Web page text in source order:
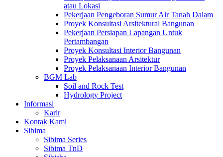
atau Lokasi
Pekerjaan Pengeboran Sumur Air Tanah Dalam
Proyek Konsultasi Arsitektural Bangunan
Pekerjaan Persiapan Lapangan Untuk
Pertambangan
Proyek Konsultasi Interior Bangunan
Proyek Pelaksanaan Arsitektur
Proyek Pelaksanaan Interior Bangunan
BGM Lab
Soil and Rock Test
Hydrology Project
Informasi
Karir
Kontak Kami
Sibima
Sibima Series
Sibima TnD